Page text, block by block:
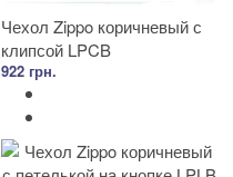
Чехол Zippo коричневый с
клипсой LPCB
922 грн.